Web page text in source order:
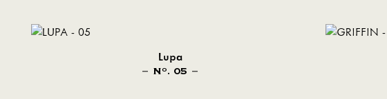
Lupa
NO . 05